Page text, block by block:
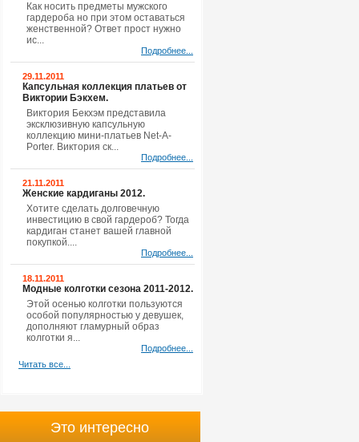
Как носить предметы мужского
гардероба но при этом оставаться
женственной? Ответ прост нужно
ис...
Подробнее...
29.11.2011
Капсульная коллекция платьев от
Виктории Бэкхем.
Виктория Бекхэм представила
эксклюзивную капсульную
коллекцию мини-платьев Net-A-
Porter. Виктория ск...
Подробнее...
21.11.2011
Женские кардиганы 2012.
Хотите сделать долговечную
инвестицию в свой гардероб? Тогда
кардиган станет вашей главной
покупкой....
Подробнее...
18.11.2011
Модные колготки сезона 2011-2012.
Этой осенью колготки пользуются
особой популярностью у девушек,
дополняют гламурный образ
колготки я...
Подробнее...
Читать все...
Это интересно